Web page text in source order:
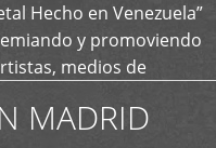
Hecho en Venezuela”
y promoviendo
medios de
MADRID